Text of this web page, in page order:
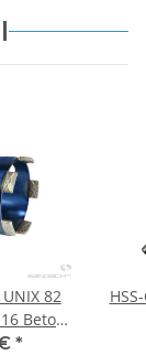
82
Beton
*